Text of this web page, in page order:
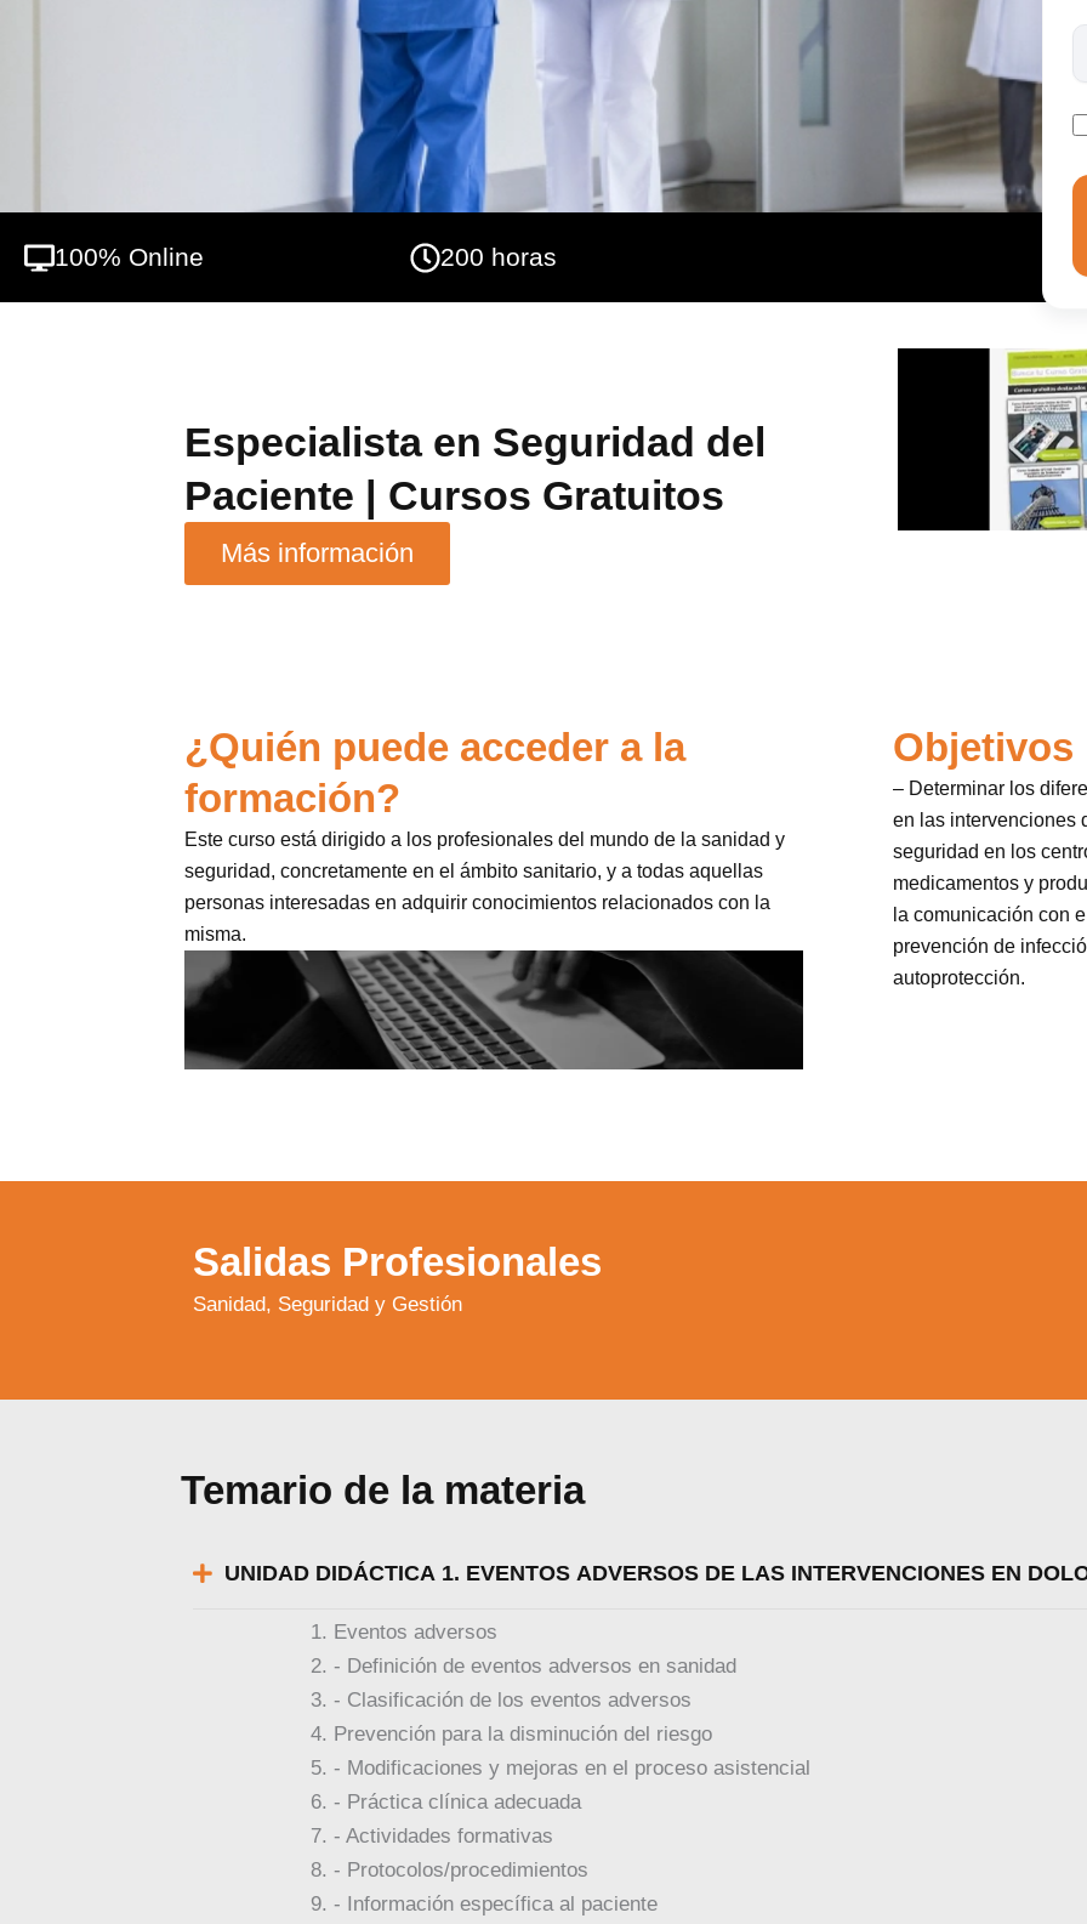
100% Online 200 horas
Especialista en Seguridad del
Paciente | Cursos Gratuitos
Más información
¿Quién puede acceder a la
formación?
Este curso está dirigido a los profesionales del mundo de la sanidad y
seguridad, concretamente en el ámbito sanitario, y a todas aquellas
personas interesadas en adquirir conocimientos relacionados con la
misma.
Objetivos
– Determinar los
en las intervenciones
seguridad en los
medicamentos y
la comunicación con
prevención de
autoprotección.
Salidas Profesionales
Sanidad, Seguridad y Gestión
Temario de la materia
UNIDAD DIDÁCTICA 1. EVENTOS ADVERSOS DE LAS INTERVENCIONES EN
Eventos adversos
- Definición de eventos adversos en sanidad
- Clasificación de los eventos adversos
Prevención para la disminución del riesgo
- Modificaciones y mejoras en el proceso asistencial
- Práctica clínica adecuada
- Actividades formativas
- Protocolos/procedimientos
- Información específica al paciente